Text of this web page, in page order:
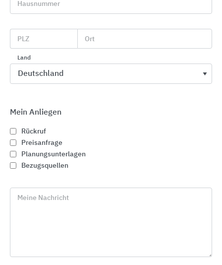
Lichtsteuerung mit Bewegungsmeldern und
Präsenzmeldern von Theben
Theben
Hausnummer
PLZ Ort
Land
Mein Anliegen
Rückruf
Preisanfrage
Planungsunterlagen
Bezugsquellen
Meine Nachricht